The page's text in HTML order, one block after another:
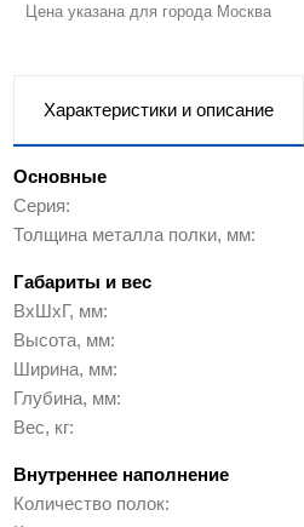
Цена указана для города Москва
Характеристики и описание
Основные
Серия
Толщина металла полки, мм
Габариты и вес
ВхШхГ, мм
Высота, мм
Ширина, мм
Глубина, мм
Вес, кг
Внутреннее наполнение
Количество полок